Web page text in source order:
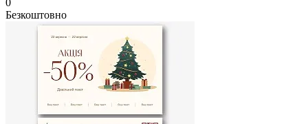
Безкоштовно